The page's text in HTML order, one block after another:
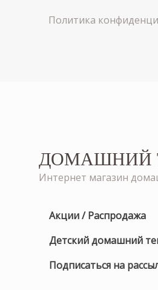
Политика
ДОМАШНИЙ
Интернет магазин
Акции / Распродажа
Детский домашний
Подписаться на